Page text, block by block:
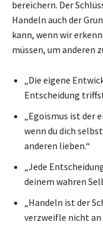
bereichern. Der
Handeln auch der
kann, wenn wir
müssen, um anderen
„Die eigene
Entscheidung
„Egoismus ist
wenn du dich
anderen lieben.“
„Jede
deinem wahren
„Handeln ist der
verzweifle nicht an